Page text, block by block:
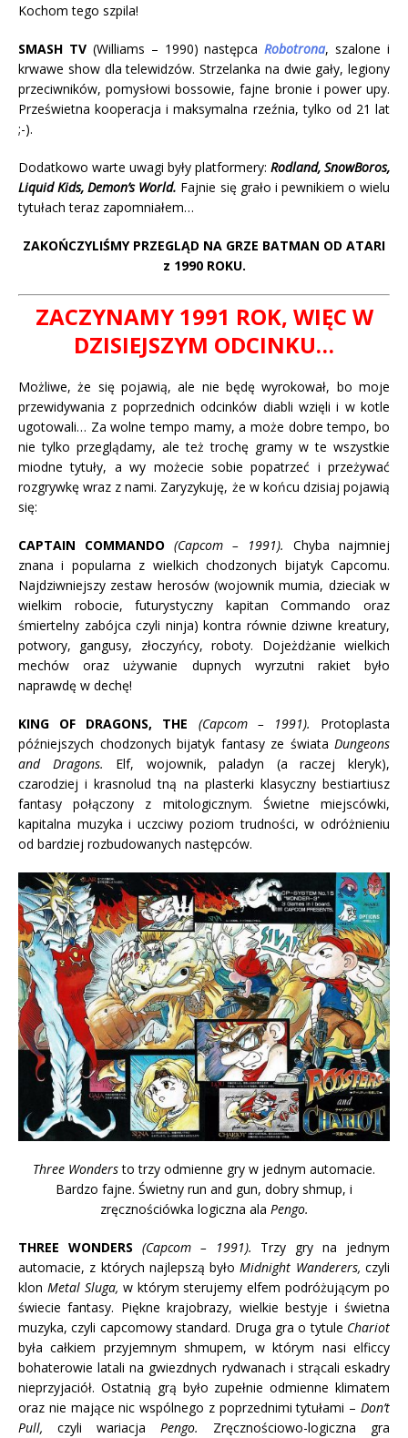
Kochom tego szpila!
SMASH TV(Williams – 1990) następcaRobotrona, szalone i
krwawe show dla telewidzów. Strzelanka na dwie gały, legiony
przeciwników, pomysłowi bossowie, fajne bronie i power upy.
Prześwietna kooperacja i maksymalna rzeźnia, tylko od 21 lat
;-).
Dodatkowo warte uwagi były platformery: Rodland, SnowBoros,
Liquid Kids, Demon’s World. Fajnie się grało i pewnikiem o wielu
tytułach teraz zapomniałem…
ZAKOŃCZYLIŚMY PRZEGLĄD NA GRZE BATMAN OD ATARI
z 1990 ROKU.
ZACZYNAMY 1991 ROK, WIĘC W
DZISIEJSZYM ODCINKU…
Możliwe, że się pojawią, ale nie będę wyrokował, bo moje
przewidywania z poprzednich odcinków diabli wzięli i w kotle
ugotowali… Za wolne tempo mamy, a może dobre tempo, bo
nie tylko przeglądamy, ale też trochę gramy w te wszystkie
miodne tytuły, a wy możecie sobie popatrzeć i przeżywać
rozgrywkę wraz z nami. Zaryzykuję, że w końcu dzisiaj pojawią
się:
CAPTAIN COMMANDO (Capcom – 1991).
Chyba najmniej
znana i popularna z wielkich chodzonych bijatyk Capcomu.
Najdziwniejszy zestaw herosów (wojownik mumia, dzieciak w
wielkim robocie, futurystyczny kapitan Commando oraz
śmiertelny zabójca czyli ninja) kontra równie dziwne kreatury,
potwory, gangusy, złoczyńcy, roboty. Dojeżdżanie wielkich
mechów oraz używanie dupnych wyrzutni rakiet było
naprawdę w dechę!
KING OF DRAGONS, THE (Capcom – 1991). Protoplasta
późniejszych chodzonych bijatyk fantasy ze świata Dungeons
and Dragons. Elf, wojownik, paladyn (a raczej kleryk),
czarodziej i krasnolud tną na plasterki klasyczny bestiartiusz
fantasy połączony z mitologicznym. Świetne miejscówki,
kapitalna muzyka i uczciwy poziom trudności, w odróżnieniu
od bardziej rozbudowanych następców.
Three Wondersto trzy odmienne gry w jednym automacie.
Bardzo fajne. Świetny run and gun, dobry shmup, i
zręcznościówka logiczna ala Pengo.
THREE WONDERS (Capcom – 1991). Trzy gry na jednym
automacie, z których najlepszą byłoMidnight Wanderers,czyli
klon Metal Sluga, w którym sterujemy elfem podróżującym po
świecie fantasy. Piękne krajobrazy, wielkie bestyje i świetna
muzyka, czyli capcomowy standard. Druga gra o tytule Chariot
była całkiem przyjemnym shmupem, w którym nasi elficcy
bohaterowie latali na gwiezdnych rydwanach i strącali eskadry
nieprzyjaciół. Ostatnią grą było zupełnie odmienne klimatem
oraz nie mające nic wspólnego z poprzednimi tytułami – Don’t
Pull, czyli wariacja Pengo. Zręcznościowo-logiczna gra